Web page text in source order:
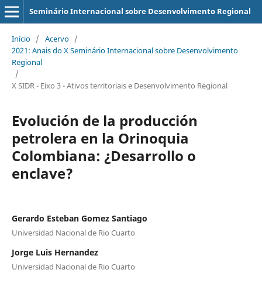
Seminário Internacional sobre Desenvolvimento Regional
Início / Acervo /
2021: Anais do X Seminário Internacional sobre Desenvolvimento
Regional
/
X SIDR - Eixo 3 - Ativos territoriais e Desenvolvimento Regional
Evolución de la producción
petrolera en la Orinoquia
Colombiana: ¿Desarrollo o
enclave?
Gerardo Esteban Gomez Santiago
Universidad Nacional de Rio Cuarto
Jorge Luis Hernandez
Universidad Nacional de Rio Cuarto